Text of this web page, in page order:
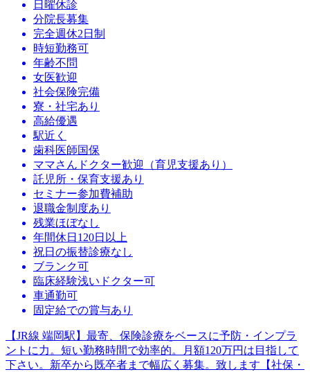
日曜休診
分院長募集
完全週休2日制
時短勤務可
年齢不問
女医歓迎
社会保険完備
寮・社宅あり
高給優遇
駅近く
歯科医師国保
ママさんドクター歓迎（育児支援あり）
託児所・保育支援あり
セミナー参加費補助
退職金制度あり
残業ほぼなし
年間休日120日以上
祝日の振替診療なし
ブランク可
臨床経験浅いドクター可
車通勤可
固定給での賞与あり
【JR線 端岡駅】最寄、保険診療をベースに予防・インプラ
ントに力。短い勤務時間で効率的。月額120万円は目指して
下さい。新卒から既卒者まで幅広く募集。致します【社保・